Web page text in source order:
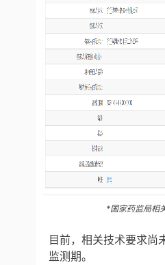
*国家药监局相
目前，相关技术要求尚
监测期。